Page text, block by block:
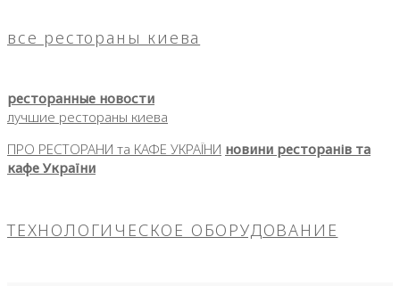
все рестораны киева
ресторанные новости
лучшие рестораны киева
ПРО РЕСТОРАНИ та КАФЕ УКРАЇНИ новини ресторанів та
кафе України
ТЕХНОЛОГИЧЕСКОЕ ОБОРУДОВАНИЕ